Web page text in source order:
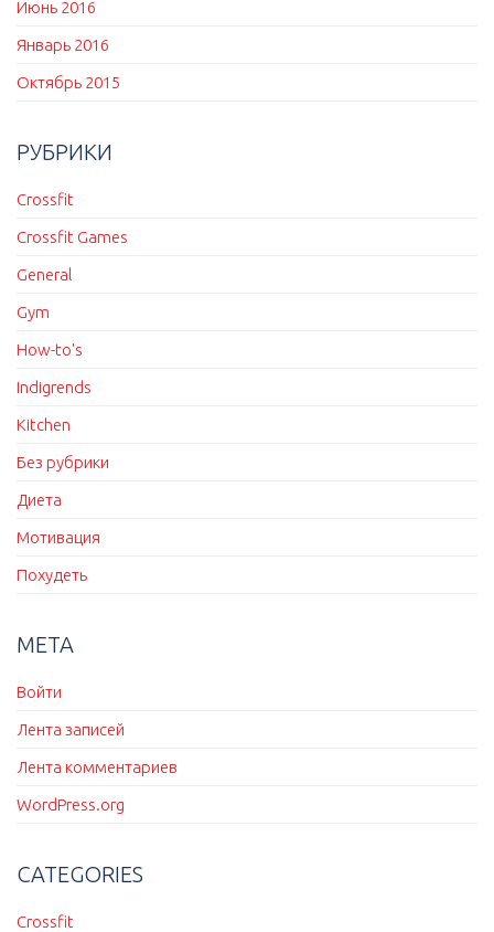
Июнь 2016
Январь 2016
Октябрь 2015
РУБРИКИ
Crossfit
Crossfit Games
General
Gym
How-to's
Indigrends
Kitchen
Без рубрики
Диета
Мотивация
Похудеть
МЕТА
Войти
Лента записей
Лента комментариев
WordPress.org
CATEGORIES
Crossfit